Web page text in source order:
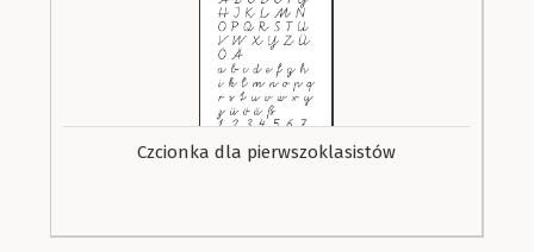
Czcionka dla pierwszoklasistów